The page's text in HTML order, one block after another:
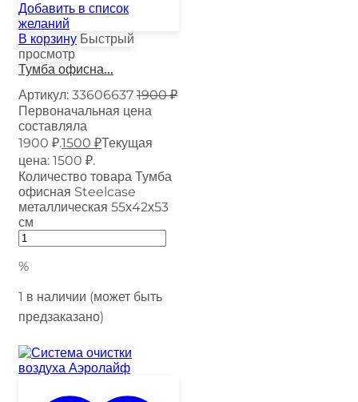
Добавить в список
желаний
В корзину Быстрый
просмотр
Тумба офисна...
Артикул: 33606637 1900₽
Первоначальная цена
составляла
1900 ₽.1500 ₽Текущая
цена: 1500 ₽.
Количество товара Тумба
офисная Steelcase
металлическая 55х42х53
см
%
1 в наличии (может быть
предзаказано)